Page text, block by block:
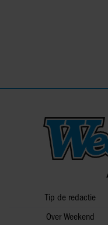
Tip de redactie
Over Weekend